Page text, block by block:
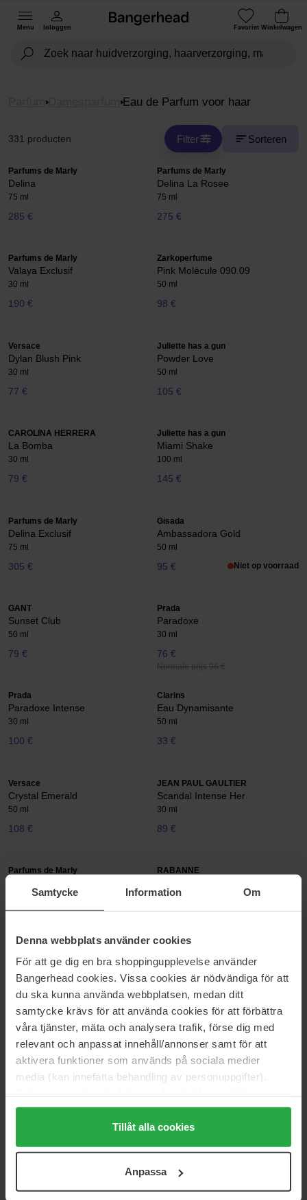
Samtycke Information Om
Denna webbplats använder cookies
För att ge dig en bra shoppingupplevelse använder
Bangerhead cookies. Vissa cookies är nödvändiga för att
du ska kunna använda webbplatsen, medan ditt
samtycke krävs för att använda cookies för att förbättra
våra tjänster, mäta och analysera trafik, förse dig med
relevant och anpassat innehåll/annonser samt för att
aktivera funktioner som används på sociala medier
media (kan innefatta behandling av personuppgifter).
Genom att trycka på "Tillåt alla cookies" accepterar du
alla cookies, medan du under "Detaljer" kan anpassa
användningen av cookies. Du kan när som helst återkalla
samt vår Integritetspolicy.
Tillåt alla cookies
Anpassa
Menu Inloggen Favoriet Winkelwagen
Damesparfum Eau de Parfum voor haar
331 producten Filter Sorteren
Parfums de Marly
Delina
75 ml
285 €
Parfums de Marly
Delina La Rosee
75 ml
275 €
Parfums de Marly
Valaya Exclusif
30 ml
190 €
Zarkoperfume
Pink Molécule 090.09
50 ml
98 €
Versace
Dylan Blush Pink
30 ml
77 €
Juliette has a gun
Powder Love
50 ml
105 €
CAROLINA HERRERA
La Bomba
30 ml
79 €
Juliette has a gun
Miami Shake
100 ml
145 €
Parfums de Marly
Delina Exclusif
75 ml
305 €
Gisada
Ambassadora Gold
50 ml
95 € Niet op voorraad
GANT
Sunset Club
50 ml
79 €
Prada
Paradoxe
30 ml
76 €
Normale prijs 96 €
Prada
Paradoxe Intense
30 ml
100 €
Clarins
Eau Dynamisante
50 ml
33 €
Versace
Crystal Emerald
50 ml
108 €
JEAN PAUL GAULTIER
Scandal Intense Her
30 ml
89 €
Parfums de Marly RABANNE
30 ml
Prada
30 ml
Armani
Power Of You
90 ml
Normale prijs 147 €
Gisada
Donna
Parfums de Marly
Athénais
Valaya
Niet op voorraad
Juliette has a gun
Not A Perfume
145 €